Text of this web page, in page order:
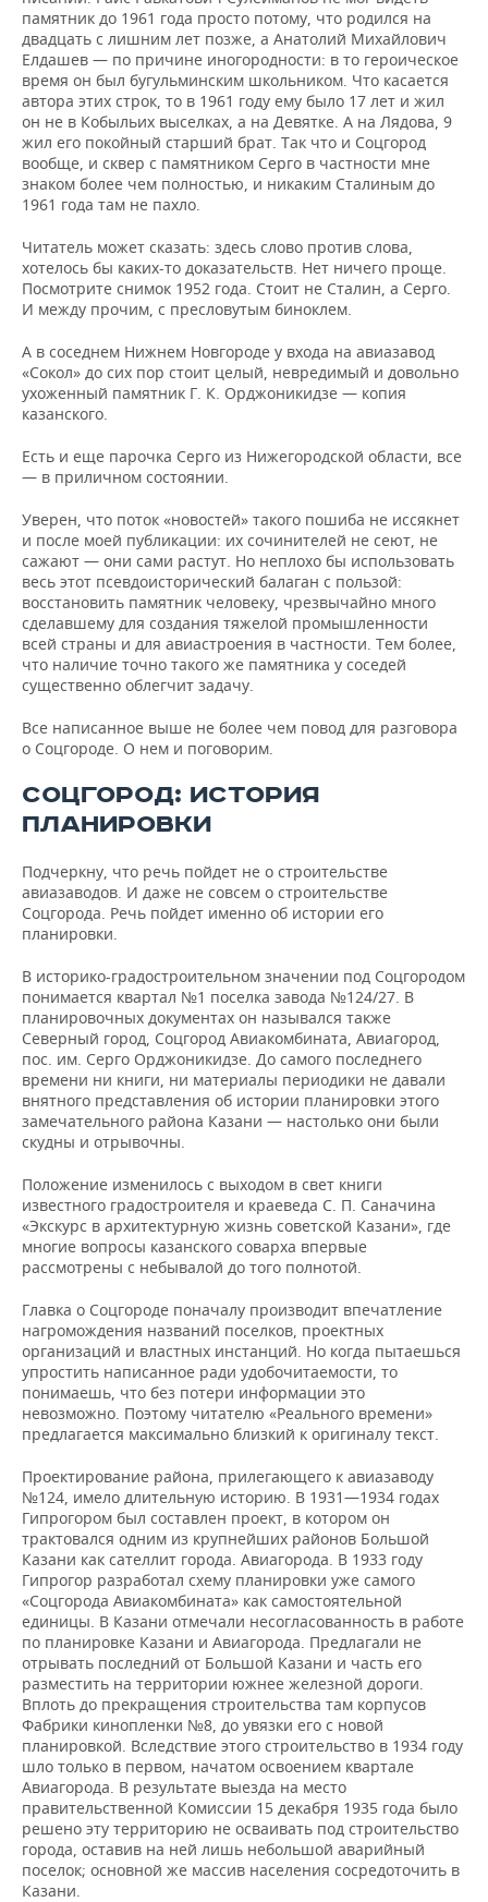
памятник до 1961 года просто потому, что родился на
двадцать с лишним лет позже, а Анатолий Михайлович
Елдашев — по причине иногородности: в то героическое
время он был бугульминским школьником. Что касается
автора этих строк, то в 1961 году ему было 17 лет и жил
он не в Кобыльих выселках, а на Девятке. А на Лядова, 9
жил его покойный старший брат. Так что и Соцгород
вообще, и сквер с памятником Серго в частности мне
знаком более чем полностью, и никаким Сталиным до
1961 года там не пахло.
Читатель может сказать: здесь слово против слова,
хотелось бы каких-то доказательств. Нет ничего проще.
Посмотрите снимок 1952 года. Стоит не Сталин, а Серго.
И между прочим, с пресловутым биноклем.
А в соседнем Нижнем Новгороде у входа на авиазавод
«Сокол» до сих пор стоит целый, невредимый и довольно
ухоженный памятник Г. К. Орджоникидзе — копия
казанского.
Есть и еще парочка Серго из Нижегородской области, все
— в приличном состоянии.
Уверен, что поток «новостей» такого пошиба не иссякнет
и после моей публикации: их сочинителей не сеют, не
сажают — они сами растут. Но неплохо бы использовать
весь этот псевдоисторический балаган с пользой:
восстановить памятник человеку, чрезвычайно много
сделавшему для создания тяжелой промышленности
всей страны и для авиастроения в частности. Тем более,
что наличие точно такого же памятника у соседей
существенно облегчит задачу.
Все написанное выше не более чем повод для разговора
о Соцгороде. О нем и поговорим.
СОЦГОРОД: ИСТОРИЯ
ПЛАНИРОВКИ
Подчеркну, что речь пойдет не о строительстве
авиазаводов. И даже не совсем о строительстве
Соцгорода. Речь пойдет именно об истории его
планировки.
В историко-градостроительном значении под Соцгородом
понимается квартал №1 поселка завода №124/27. В
планировочных документах он назывался также
Северный город, Соцгород Авиакомбината, Авиагород,
пос. им. Серго Орджоникидзе. До самого последнего
времени ни книги, ни материалы периодики не давали
внятного представления об истории планировки этого
замечательного района Казани — настолько они были
скудны и отрывочны.
Положение изменилось с выходом в свет книги
известного градостроителя и краеведа С. П. Саначина
«Экскурс в архитектурную жизнь советской Казани», где
многие вопросы казанского соварха впервые
рассмотрены с небывалой до того полнотой.
Главка о Соцгороде поначалу производит впечатление
нагромождения названий поселков, проектных
организаций и властных инстанций. Но когда пытаешься
упростить написанное ради удобочитаемости, то
понимаешь, что без потери информации это
невозможно. Поэтому читателю «Реального времени»
предлагается максимально близкий к оригиналу текст.
Проектирование района, прилегающего к авиазаводу
№124, имело длительную историю. В 1931—1934 годах
Гипрогором был составлен проект, в котором он
трактовался одним из крупнейших районов Большой
Казани как сателлит города. Авиагорода. В 1933 году
Гипрогор разработал схему планировки уже самого
«Соцгорода Авиакомбината» как самостоятельной
единицы. В Казани отмечали несогласованность в работе
по планировке Казани и Авиагорода. Предлагали не
отрывать последний от Большой Казани и часть его
разместить на территории южнее железной дороги.
Вплоть до прекращения строительства там корпусов
Фабрики кинопленки №8, до увязки его с новой
планировкой. Вследствие этого строительство в 1934 году
шло только в первом, начатом освоением квартале
Авиагорода. В результате выезда на место
правительственной Комиссии 15 декабря 1935 года было
решено эту территорию не осваивать под строительство
города, оставив на ней лишь небольшой аварийный
поселок; основной же массив населения сосредоточить в
Казани.